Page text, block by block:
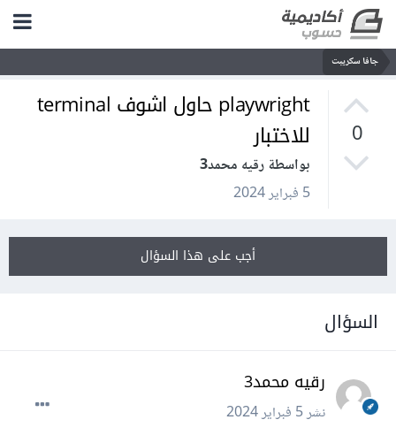
جافا سكريبت
0
playwright حاول اشوف terminal
للاختبار
بواسطة رقيه محمد3
5 فبراير 2024
أجب على هذا السؤال
السؤال
رقيه محمد3
نشر5 فبراير 2024